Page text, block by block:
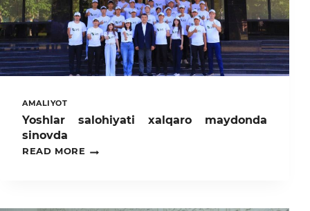
AMALIYOT
Yoshlar salohiyati xalqaro maydonda
sinovda
READ MORE
YOSHLAR